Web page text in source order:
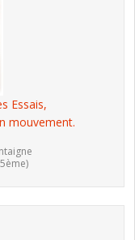
Essais,
mouvement.